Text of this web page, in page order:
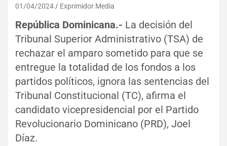
01/04/2024 Exprimidor Media
República Dominicana.- La decisión del
Tribunal Superior Administrativo (TSA) de
rechazar el amparo sometido para que se
entregue la totalidad de los fondos a los
partidos políticos, ignora las sentencias del
Tribunal Constitucional (TC), afirma el
candidato vicepresidencial por el Partido
Revolucionario Dominicano (PRD), Joel
Díaz.